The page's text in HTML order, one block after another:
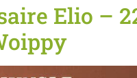
Elio –